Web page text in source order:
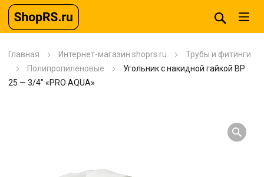
Главная Интернет-магазин shoprs.ru
Трубы и фитинги
Полипропиленовые
Угольник с накидной гайкой BP
25 — 3/4″ «PRO AQUA»